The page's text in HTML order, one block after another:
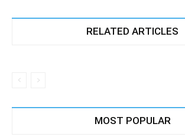
RELATED ARTICLES
MOST POPULAR